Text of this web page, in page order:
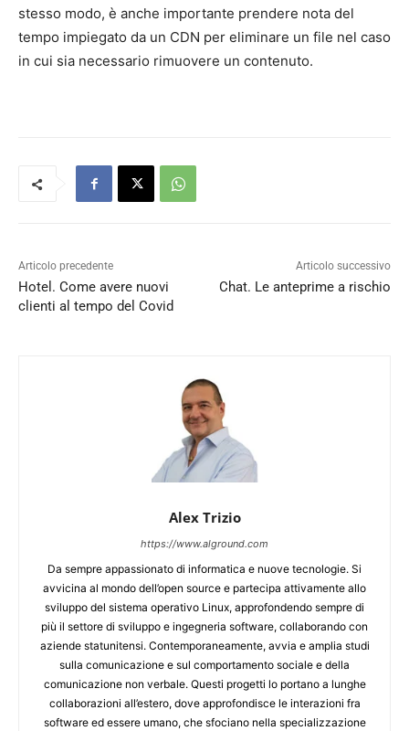
stesso modo, è anche importante prendere nota del
tempo impiegato da un CDN per eliminare un file nel caso
in cui sia necessario rimuovere un contenuto.
Articolo precedente
Hotel. Come avere nuovi
clienti al tempo del Covid
Articolo successivo
Chat. Le anteprime a rischio
Alex Trizio
https://www.alground.com
Da sempre appassionato di informatica e nuove tecnologie. Si
avvicina al mondo dell’open source e partecipa attivamente allo
sviluppo del sistema operativo Linux, approfondendo sempre di
più il settore di sviluppo e ingegneria software, collaborando con
aziende statunitensi. Contemporaneamente, avvia e amplia studi
sulla comunicazione e sul comportamento sociale e della
comunicazione non verbale. Questi progetti lo portano a lunghe
collaborazioni all’estero, dove approfondisce le interazioni fra
software ed essere umano, che sfociano nella specializzazione